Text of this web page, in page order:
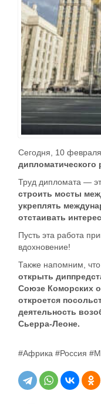
Сегодня, 10
дипломатического
Труд дипломата —
строить мосты
укреплять
отстаивать
Пусть эта работа
вдохновение!
Также напомним,
открыть
Союзе Коморских
откроется
деятельность
Сьерра-Леоне.
#Африка #Россия